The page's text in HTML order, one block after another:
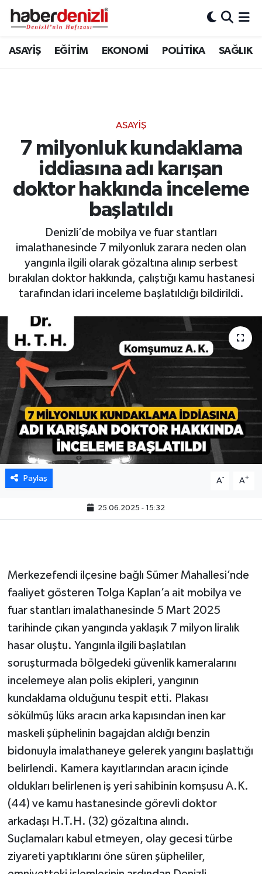
ASAYİŞ EĞİTİM EKONOMİ POLİTİKA SAĞLIK
ASAYİŞ
7 milyonluk kundaklama
iddiasına adı karışan
doktor hakkında inceleme
başlatıldı
Denizli’de mobilya ve fuar stantları
imalathanesinde 7 milyonluk zarara neden olan
yangınla ilgili olarak gözaltına alınıp serbest
bırakılan doktor hakkında, çalıştığı kamu hastanesi
tarafından idari inceleme başlatıldığı bildirildi.
Paylaş A- A+
25.06.2025 - 15:32
Merkezefendi ilçesine bağlı Sümer Mahallesi’nde
faaliyet gösteren Tolga Kaplan’a ait mobilya ve
fuar stantları imalathanesinde 5 Mart 2025
tarihinde çıkan yangında yaklaşık 7 milyon liralık
hasar oluştu. Yangınla ilgili başlatılan
soruşturmada bölgedeki güvenlik kameralarını
incelemeye alan polis ekipleri, yangının
kundaklama olduğunu tespit etti. Plakası
sökülmüş lüks aracın arka kapısından inen kar
maskeli şüphelinin bagajdan aldığı benzin
bidonuyla imalathaneye gelerek yangını başlattığı
belirlendi. Kamera kayıtlarından aracın içinde
oldukları belirlenen iş yeri sahibinin komşusu A.K.
(44) ve kamu hastanesinde görevli doktor
arkadaşı H.T.H. (32) gözaltına alındı.
Suçlamaları kabul etmeyen, olay gecesi türbe
ziyareti yaptıklarını öne süren şüpheliler,
Denizli Nöbetçi Eczaneler
Tüm Manşetler
Son Dakika Haberleri